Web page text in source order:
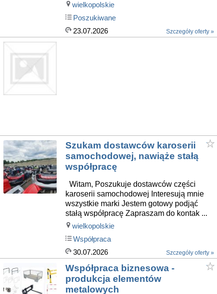
wielkopolskie
Poszukiwane
23.07.2026
Szczegóły oferty »
Szukam dostawców karoserii
samochodowej, nawiąże stałą
współpracę
Witam, Poszukuje dostawców części
karoserii samochodowej Interesują mnie
wszystkie marki Jestem gotowy podjąć
stałą współpracę Zapraszam do kontak ...
wielkopolskie
Współpraca
30.07.2026
Szczegóły oferty »
Współpraca biznesowa -
produkcja elementów
metalowych